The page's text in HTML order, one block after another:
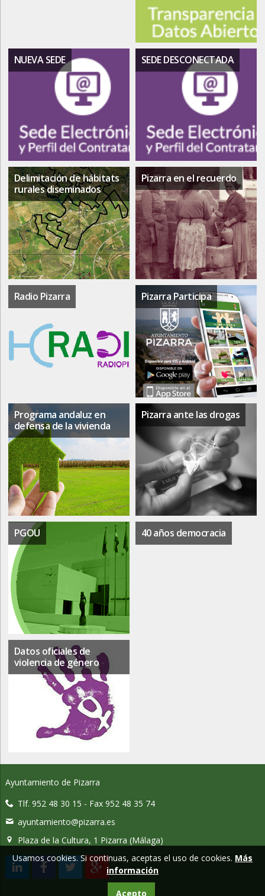
Usamos cookies. Si continuas, aceptas el uso de cookies. Más
información
Acepto
NUEVA SEDE SEDE DESCONECTADA
Delimitación de hábitats
rurales diseminados
Pizarra en el recuerdo
Radio Pizarra Pizarra Participa
Programa andaluz en
defensa de la vivienda
Pizarra ante las drogas
PGOU 40 años democracia
Datos oficiales de
violencia de género
Ayuntamiento de Pizarra
Tlf. 952 48 30 15 - Fax 952 48 35 74
ayuntamiento@pizarra.es
Plaza de la Cultura, 1 Pizarra (Málaga)